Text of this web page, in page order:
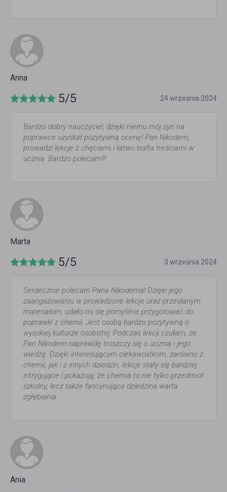
Anna
5/5 24 września 2024
Bardzo dobry nauczyciel, dzięki niemu mój syn na
poprawce uzyskał pozytywną ocenę! Pan Nikodem,
prowadzi lekcje z chęciami i łatwo trafia treściami w
ucznia. Bardzo polecam!!!
Marta
5/5 3 września 2024
Serdecznie polecam Pana Nikodema! Dzięki jego
zaangażowaniu w prowadzone lekcje oraz przesłanym
materiałom, udało mi się pomyślnie przygotować do
poprawki z chemii. Jest osobą bardzo pozytywną o
wysokiej kulturze osobistej. Podczas lekcji czułam, że
Pan Nikodem naprawdę troszczy się o ucznia i jego
wiedzę. Dzięki interesującym ciekawostkom, zarówno z
chemii, jak i z innych dziedzin, lekcje stały się bardziej
intrygujące i pokazują, że chemia to nie tylko przedmiot
szkolny, lecz także fascynująca dziedzina warta
zgłębiania.
Ania